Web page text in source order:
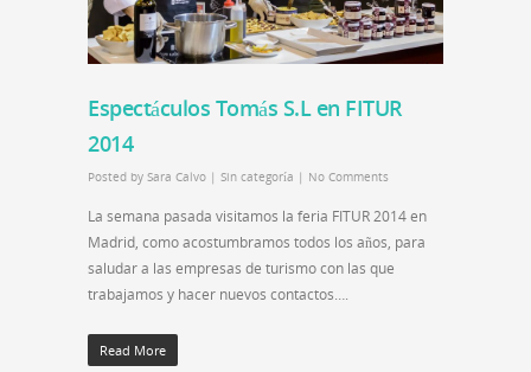
Espectáculos Tomás S.L en FITUR
2014
Posted by Sara Calvo | Sin categoría | No Comments
La semana pasada visitamos la feria FITUR 2014 en
Madrid, como acostumbramos todos los años, para
saludar a las empresas de turismo con las que
trabajamos y hacer nuevos contactos….
Read More